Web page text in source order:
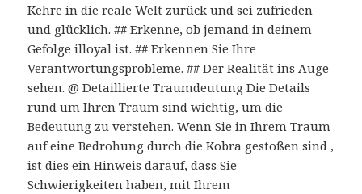
Kehre in die reale Welt zurück und sei zufrieden
und glücklich. ## Erkenne, ob jemand in deinem
Gefolge illoyal ist. ## Erkennen Sie Ihre
Verantwortungsprobleme. ## Der Realität ins Auge
sehen. @ Detaillierte Traumdeutung Die Details
rund um Ihren Traum sind wichtig, um die
Bedeutung zu verstehen. Wenn Sie in Ihrem Traum
auf eine Bedrohung durch die Kobra gestoßen sind ,
ist dies ein Hinweis darauf, dass Sie
Schwierigkeiten haben, mit Ihrem